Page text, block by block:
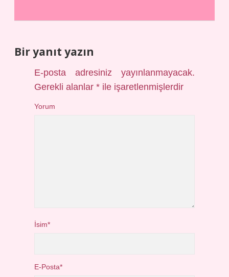
Bir yanıt yazın
E-posta adresiniz yayınlanmayacak.
Gerekli alanlar* ile işaretlenmişlerdir
Yorum
İsim*
E-Posta*